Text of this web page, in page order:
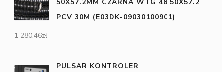
50X57.2MM CZARNA WTG 48 50X57.2
PCV 30M (E03DK-09030100901)
1 280,46zł
PULSAR KONTROLER